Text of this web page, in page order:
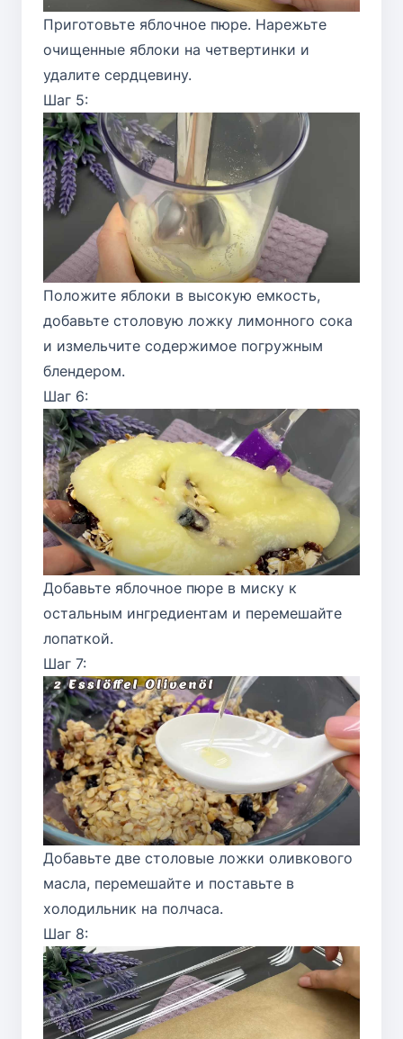
Приготовьте яблочное пюре. Нарежьте
очищенные яблоки на четвертинки и
удалите сердцевину.
Шаг 5:
Положите яблоки в высокую емкость,
добавьте столовую ложку лимонного сока
и измельчите содержимое погружным
блендером.
Шаг 6:
Добавьте яблочное пюре в миску к
остальным ингредиентам и перемешайте
лопаткой.
Шаг 7:
Добавьте две столовые ложки оливкового
масла, перемешайте и поставьте в
холодильник на полчаса.
Шаг 8: